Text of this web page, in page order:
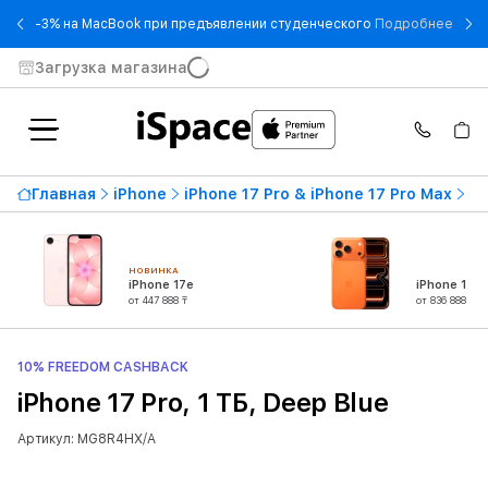
-3% на MacBook при предъявлении студенческого Подробнее - -
Загрузка магазина
Главная iPhone iPhone 17 Pro & iPhone 17 Pro Max
НОВИНКА
iPhone 17e
от 447 888 ₸
iPhone 17
от 836 888 ₸
10% FREEDOM CASHBACK
iPhone 17 Pro, 1 ТБ, Deep Blue
Артикул: MG8R4HX/A